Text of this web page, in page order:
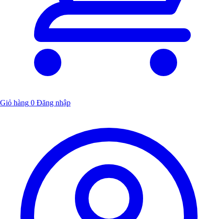
Giỏ hàng 0 Đăng nhập